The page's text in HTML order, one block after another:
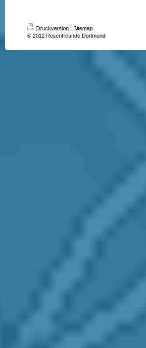
Druckversion | Sitemap
© 2012 Rosenfreunde Dortmund